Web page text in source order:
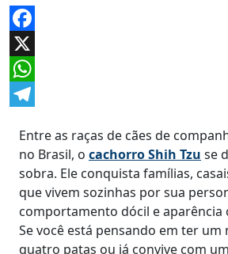
Facebook
X
WhatsApp
Entre as raças de cães de
no Brasil, o cachorro Shih Tzu se
sobra. Ele conquista famílias,
que vivem sozinhas por sua
comportamento dócil e aparência
Se você está pensando em ter um
quatro patas ou já convive com